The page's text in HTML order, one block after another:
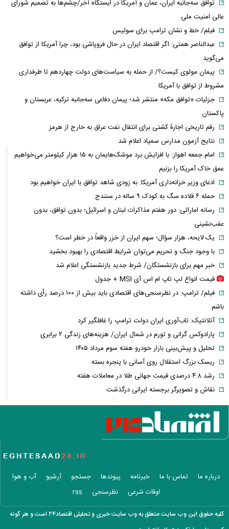
توافق سه‌جانبه ایران، عمان و آمریکا در ایستگاه آخر/چشم‌ها به تصمیم شورای
عالی امنیت ملی
فیلم/ خط و نشان ترامپ برای سوئیس
عبدالناصر همتی: اگر اقتصاد ایران در حال فروپاشی بود، چرا آمریکا از توافق
می‌گوید
پیمان مولوی کیست؟/ از حمله به سیاست‌های دولت چهاردهم تا طرفداری
مشروط از توافق با آمریکا
جزئیات «توافق مکه» منتشر شد؛ پیمان دفاعی سه‌جانبه ترکیه، عربستان و
پاکستان
رقم تاریخی اجارۀ کشتی برای انتقال نفت عراق به خارج از هرمز
نتایج آزمون مدارس سمپاد اعلام شد
امام‌ جمعه اهواز: با افزایش برد موشک‌هایمان به ۱۵ هزار کیلومتر می‌خواهیم
عمق خاک آمریکا را بزنیم
ادعای وزیر خزانه‌داری آمریکا: به زودی شاهد توافق با ایران خواهیم بود
حمله ۶ قلاده سگ به کودک ۹ ساله در سنندج
رسانه اماراتی: دور هفتم مذاکرات لبنان و اسرائیل؛ بدون توافق، بدون
عقب‌نشینی
یک لایحه، هزار سؤال؛ سهم ایران از خزر واقعاً در خطر است؟
با وجود جنگ و تحریم می‌توان شرایط اقتصادی را بهبود بخشید
خبر مهم برای بازنشستگان/ شرط جدید بازنشستگی اعلام شد
قیمت انواع لپ تاپ ام اس آی MSI + جدول
فیلم/ ترامپ: در نظرسنجی‌های اقتصادی باید بیش از ۱۰۰ درصد رأی داشته
باشم
آتلانتیک: تاب‌آوری ایران دولت ترامپ را غافلگیر کرد
پارادوکس گرانی و تورم در شمال ایران/ هزینه‌های زندگی ۲ برابری
تحلیل و پیش‌بینی بازار خودرو هفته سوم مرداد ۱۴۰۵
ریسک بزرگ استقلال روی آسانی با پنجره بسته
رشد ۴.۸ درصدی قیمت جهانی طلا در معاملات هفته
نقاش و تصویرگر برجسته ایرانی درگذشت
معاون عراقچی: در هیچ دوره‌ای هماهنگی بین میدان و دیپلماسی را مانند
حال حاضر نداشتیم
وزارت دفاع چین: به نوسازی ارتش در بالاترین سطح ادامه خواهیم داد
وزارت خارجه پاکستان: پیمان دفاعی با ریاض و آنکارا برای تقویت امنیت
بازار ارزهای دیجیتال در نوسان/ بیت‌کوین ۶۴ هزار دلاری و هشدار درباره
درباره ما تماس با ما خبرنامه پیوندها جستجو آرشیو
آب و هوا
اوقات شرعی
نظرسنجی rss
کلیه حقوق این وب سایت متعلق به وب سایت خبری و تحلیلی اقتصاد۲۴ است و هر گونه